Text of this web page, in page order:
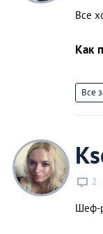
Все
Как
Все
2
Шеф-